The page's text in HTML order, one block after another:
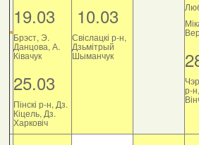
19.03
Брэст, Э.
Данцова, А.
Ківачук
25.03
Пінскі р-н, Дз.
Кіцель, Дз.
Харковіч
10.03
Свіслацкі р-н,
Дзьмітрый
Шыманчук
р-